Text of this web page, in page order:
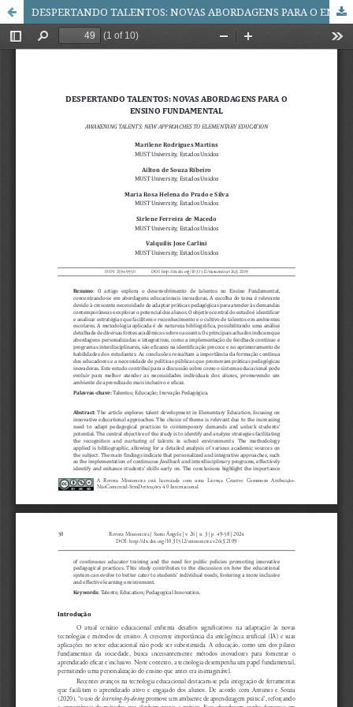
DESPERTANDO TALENTOS: NOVAS ABORDAGENS PARA O ENSINO FUNDAMENTAL